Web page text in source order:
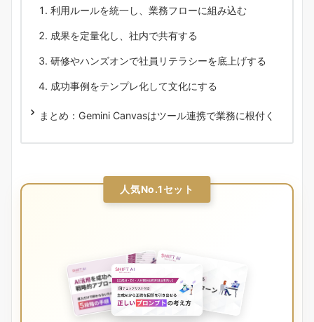
利用ルールを統一し、業務フローに組み込む
成果を定量化し、社内で共有する
研修やハンズオンで社員リテラシーを底上げする
成功事例をテンプレ化して文化にする
まとめ：Gemini Canvasはツール連携で業務に根付く
人気No.1セット